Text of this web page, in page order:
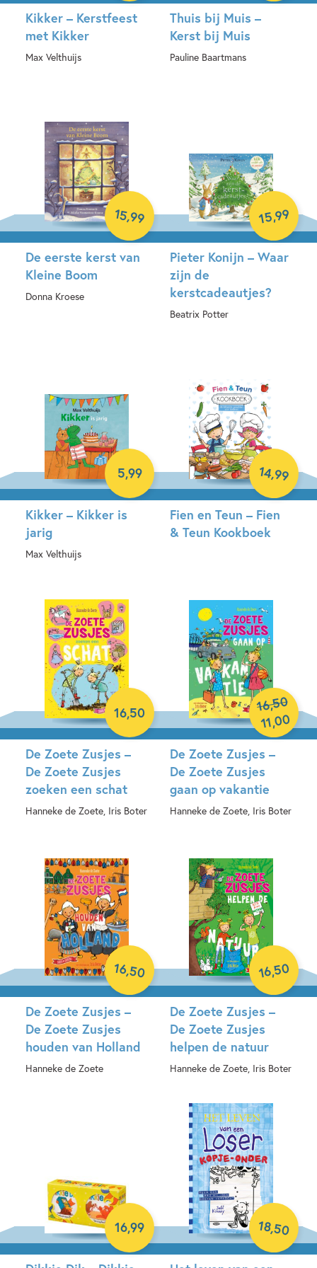
Kikker – Kerstfeest
met Kikker
Max Velthuijs
Thuis bij Muis –
Kerst bij Muis
Pauline Baartmans
De eerste kerst van
Kleine Boom
Donna Kroese
15,99
Pieter Konijn – Waar
zijn de
kerstcadeautjes?
Beatrix Potter
15,99
Kikker – Kikker is
jarig
Max Velthuijs
5,99
Fien en Teun – Fien
& Teun Kookboek
14,99
De Zoete Zusjes –
De Zoete Zusjes
zoeken een schat
Hanneke de Zoete, Iris Boter
16,50
De Zoete Zusjes –
De Zoete Zusjes
gaan op vakantie
Hanneke de Zoete, Iris Boter
16,50
11,00
De Zoete Zusjes –
De Zoete Zusjes
houden van Holland
Hanneke de Zoete
16,50
De Zoete Zusjes –
De Zoete Zusjes
helpen de natuur
Hanneke de Zoete, Iris Boter
16,50
16,99 18,50